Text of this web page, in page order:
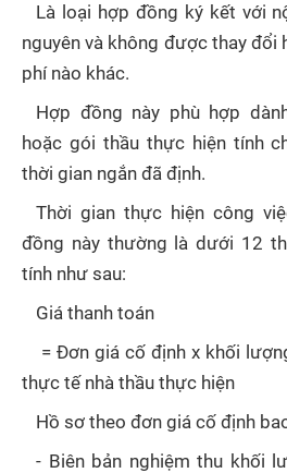
Là loại hợp đồng ký kết với
nguyên và không được thay đổi
phí nào khác.
Hợp đồng này phù hợp
hoặc gói thầu thực hiện tính
thời gian ngắn đã định.
Thời gian thực hiện công
đồng này thường là dưới 12
tính như sau:
Giá thanh toán
= Đơn giá cố định x khối
thực tế nhà thầu thực hiện
Hồ sơ theo đơn giá cố định
- Biên bản nghiệm thu khối